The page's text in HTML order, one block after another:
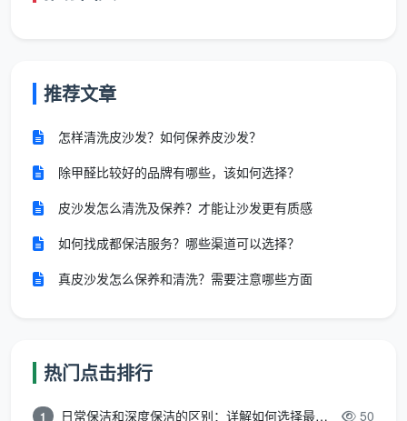
小幅上浮，但一切调整均在合同内锁定，绝不中
以成都最常见的100平米新房为例：建面单价13
元，费用1300元，12大项全包。这就是新房开荒保洁费
用的真实样本——你能提前算清，合同签完就不再变。
三、这笔费用到底包含了什么？12项精保洁清单逐项对
4项表面功夫，有的公司做满12项精保洁。成都天均安
洁保洁的一口价，对应的是以下12项，做完一项勾一
推荐文章
怎样清洗皮沙发？如何保养皮沙发？
除甲醛比较好的品牌有哪些，该如何选择？
皮沙发怎么清洗及保养？才能让沙发更有质感
如何找成都保洁服务？哪些渠道可以选择？
真皮沙发怎么保养和清洗？需要注意哪些方面
热门点击排行
1 日常保洁和深度保洁的区别：详解如何选择最适合的清洁服务 50